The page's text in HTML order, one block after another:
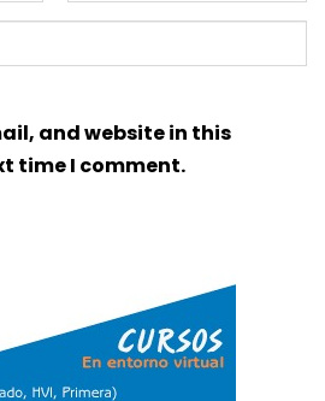
and website in this
time I comment.